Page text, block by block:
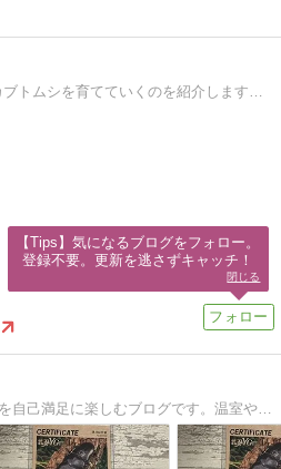
私が気ままにクワガタやカブトムシを育てていくのを紹介します。参考になったりならなかったり。
クワガタ飼育に関する事を自己満足に楽しむブログです。温室や標本箱の自作、クワリウム（クワガタテラリウム）、レイアウト飼育など、スタイリッシュがモットー！
【Tips】気になるブログをフォロー。
登録不要。更新を逃さずキャッチ！
閉じる